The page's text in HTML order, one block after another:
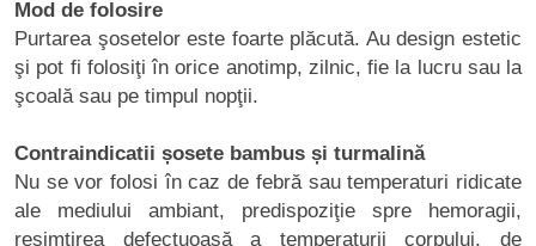
Mod de folosire
Purtarea şosetelor este foarte plăcută. Au design estetic
şi pot fi folosiţi în orice anotimp, zilnic, fie la lucru sau la
şcoală sau pe timpul nopţii.
Contraindicatii șosete bambus și turmalină
Nu se vor folosi în caz de febră sau temperaturi ridicate
ale mediului ambiant, predispoziţie spre hemoragii,
resimţirea defectuoasă a temperaturii corpului, de